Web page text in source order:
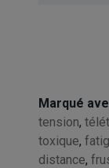
Marqué
tension,
toxique,
distance,